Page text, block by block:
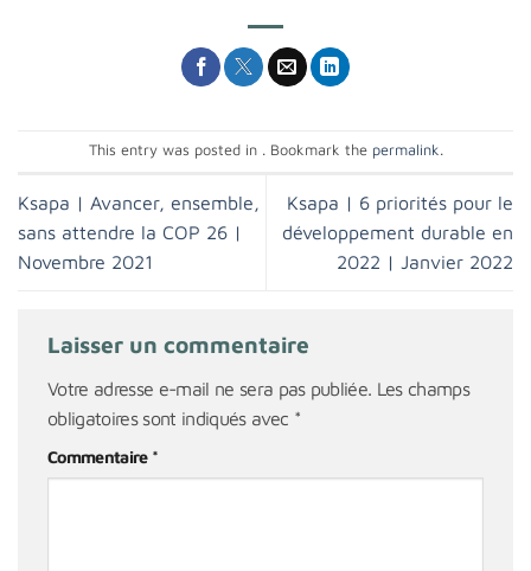
This entry was posted in . Bookmark the permalink.
Ksapa | Avancer, ensemble,
sans attendre la COP 26 |
Novembre 2021
Ksapa | 6 priorités pour le
développement durable en
2022 | Janvier 2022
Laisser un commentaire
Votre adresse e-mail ne sera pas publiée. Les champs
obligatoires sont indiqués avec *
Commentaire *